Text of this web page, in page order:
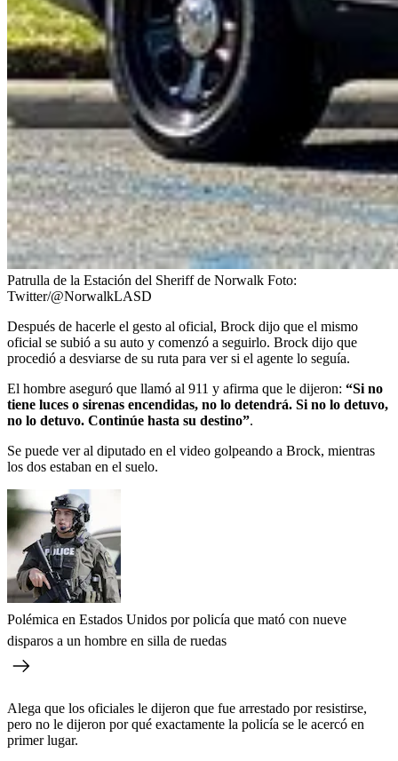
Patrulla de la Estación del Sheriff de Norwalk Foto:
Twitter/@NorwalkLASD
Después de hacerle el gesto al oficial, Brock dijo que el mismo
oficial se subió a su auto y comenzó a seguirlo. Brock dijo que
procedió a desviarse de su ruta para ver si el agente lo seguía.
El hombre aseguró que llamó al 911 y afirma que le dijeron: “Si no
tiene luces o sirenas encendidas, no lo detendrá. Si no lo detuvo,
no lo detuvo. Continúe hasta su destino”.
Se puede ver al diputado en el video golpeando a Brock, mientras
los dos estaban en el suelo.
Polémica en Estados Unidos por policía que mató con nueve
disparos a un hombre en silla de ruedas
Alega que los oficiales le dijeron que fue arrestado por resistirse,
pero no le dijeron por qué exactamente la policía se le acercó en
primer lugar.